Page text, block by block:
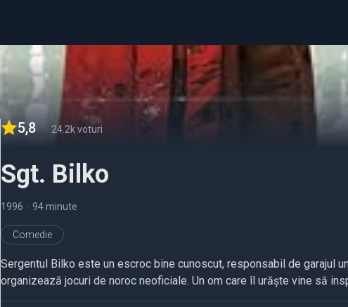
5,8 - 24.2k voturi
Sgt. Bilko
1996 • 94 minute
Comedie
Sergentul Bilko este un escroc bine cunoscut, responsabil de garajul
organizează jocuri de noroc neoficiale. Un om care îl urăște vine să